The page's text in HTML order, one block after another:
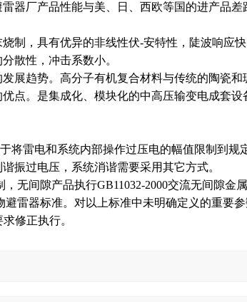
器厂产品性能与美、日、西欧等国的进产品差
制，具有优异的非线性伏-安特性，陡波响应
散性，冲击系数小。
展趋势。高分子有机复合材料与传统的陶瓷和
点。是集成化、模块化的中高压输变电成套设
将雷电和系统内部操作过压电的幅值限制到规
振过电压，系统消谐需要采用其它方式。
无间隙产品执行GB11032-2000交流无间隙金
雷器标准。对以上标准中未明确定义的重要
修正执行。